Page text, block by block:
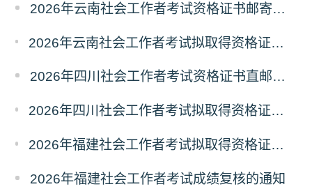
2026年云南社会工作者考试资格证书邮寄领取的通知
2026年云南社会工作者考试拟取得资格证书人员使用告知承诺制情况的公示
2026年四川社会工作者考试资格证书直邮领取的通知
2026年四川社会工作者考试拟取得资格证书相关人员承诺情况的公示
2026年福建社会工作者考试拟取得资格证书相关人员承诺情况的公示
2026年福建社会工作者考试成绩复核的通知